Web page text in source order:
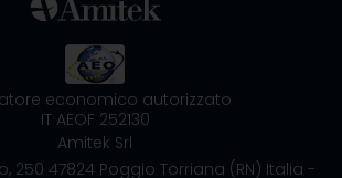
economico autorizzato
IT AEOF 252130
Amitek Srl
250 47824 Poggio Torriana (RN) Italia -